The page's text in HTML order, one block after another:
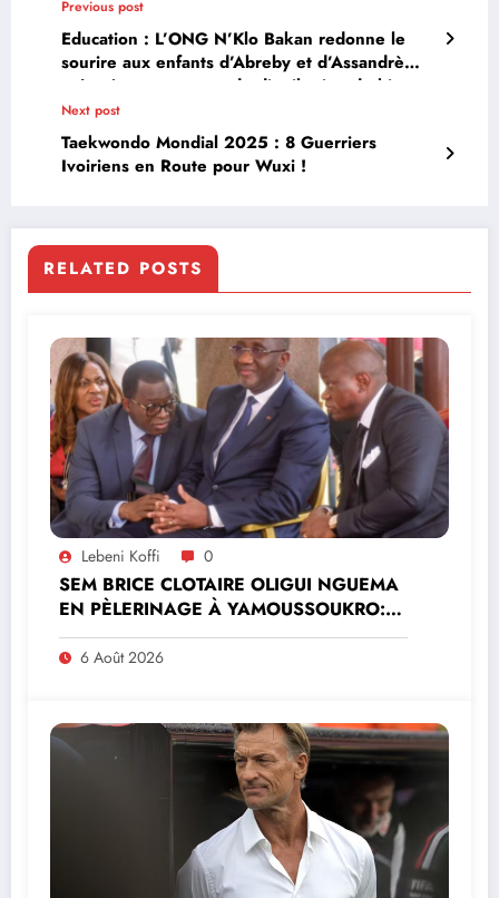
Previous post
Education : L’ONG N’Klo Bakan redonne le
sourire aux enfants d’Abreby et d’Assandrè
grâce à sa campagne de distribution de kits
scolaires
Next post
Taekwondo Mondial 2025 : 8 Guerriers
Ivoiriens en Route pour Wuxi !
RELATED POSTS
Lebeni Koffi 0
SEM BRICE CLOTAIRE OLIGUI NGUEMA
EN PÈLERINAGE À YAMOUSSOUKRO:LE
MINISTRE PAULIN CLAUDE DANHO
PREND PART À LA CÉRÉMONIE
6 Août 2026